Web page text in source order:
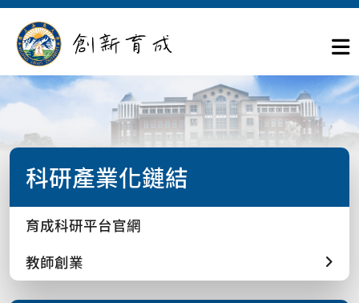
科研產業化鏈結
育成科研平台官網
教師創業